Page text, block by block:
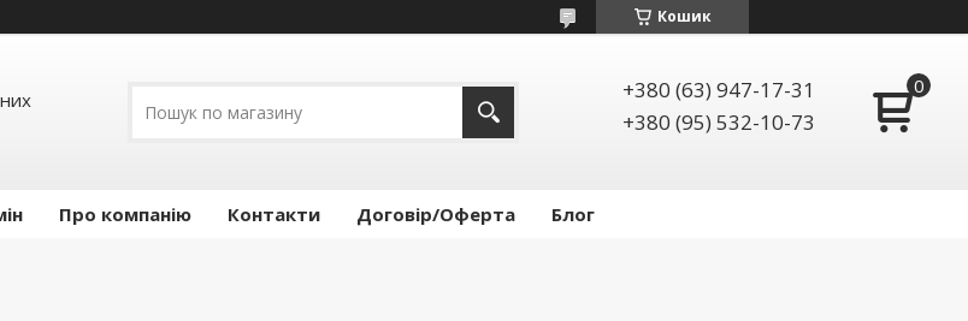
Кошик
+380 (63) 947-17-31
+380 (95) 532-10-73
Про компанію Контакти Договір/Оферта Блог